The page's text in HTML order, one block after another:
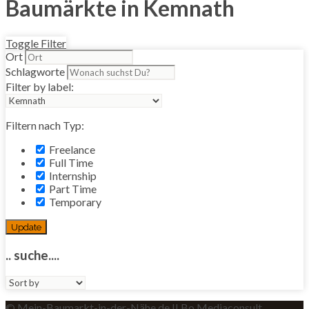
Baumärkte in Kemnath
Toggle Filter
Ort
Schlagworte
Filter by label:
Filtern nach Typ:
Freelance
Full Time
Internship
Part Time
Temporary
Update
.. suche....
Sort